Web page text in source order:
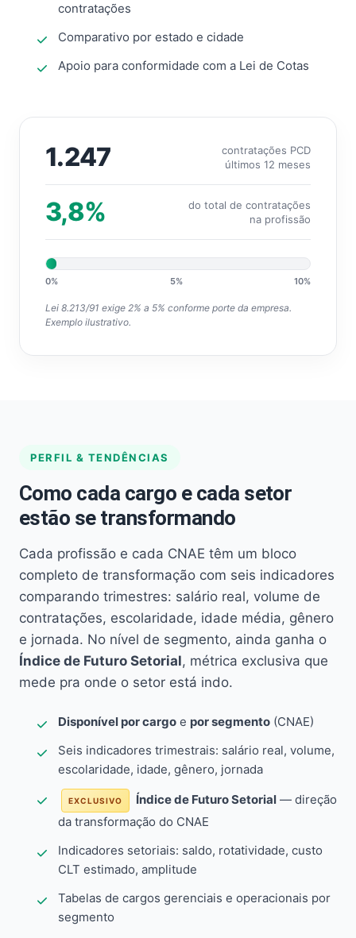
contratações
Comparativo por estado e cidade
Apoio para conformidade com a Lei de Cotas
1.247
contratações PCD
últimos 12 meses
3,8%
do total de contratações
na profissão
0% 5% 10%
Lei 8.213/91 exige 2% a 5% conforme porte da empresa.
Exemplo ilustrativo.
PERFIL & TENDÊNCIAS
Como cada cargo e cada setor
estão se transformando
Cada profissão e cada CNAE têm um bloco
completo de transformação com seis indicadores
comparando trimestres: salário real, volume de
contratações, escolaridade, idade média, gênero
e jornada. No nível de segmento, ainda ganha o
Índice de Futuro Setorial, métrica exclusiva que
mede pra onde o setor está indo.
Disponível por cargo e por segmento (CNAE)
Seis indicadores trimestrais: salário real, volume,
escolaridade, idade, gênero, jornada
EXCLUSIVO Índice de Futuro Setorial — direção
da transformação do CNAE
Indicadores setoriais: saldo, rotatividade, custo
CLT estimado, amplitude
Tabelas de cargos gerenciais e operacionais por
segmento